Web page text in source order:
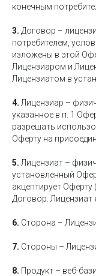
конечным
3. Договор –
потребителем,
изложены в этой
Лицензиаром и
Лицензиатом в
4. Лицензиар –
указанное в п. 1
разрешать
Оферту на
5. Лицензиат –
установленный
акцептирует
Договор. Лицензиат
6. Сторона –
7. Стороны –
8. Продукт – веб-